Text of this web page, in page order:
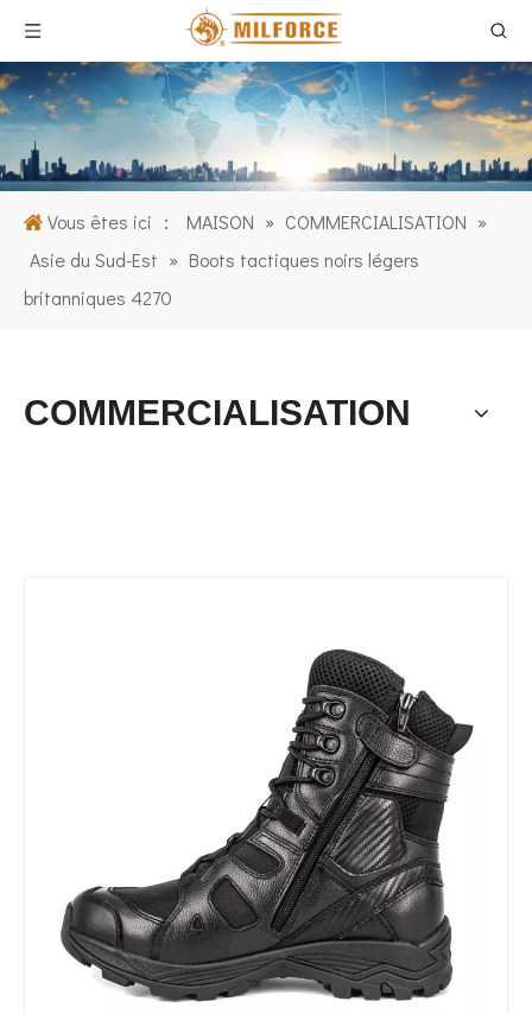
Vous êtes ici ： MAISON » COMMERCIALISATION »
Asie du Sud-Est » Boots tactiques noirs légers
britanniques 4270
COMMERCIALISATION